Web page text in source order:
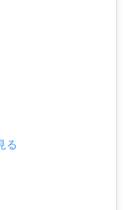
る